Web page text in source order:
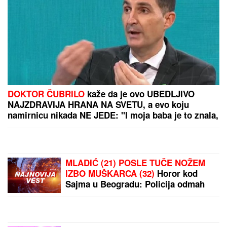
kolima, ne pušta ga:
Blista pred porođaj
PREVRNUO SE AUTOBUS
SA TURISTIMA, IMA
MNOGO POVREĐENIH!
Policija i hitna pomoć na
licu mesta
by Aklamator
PREPORUKA ZA VAS